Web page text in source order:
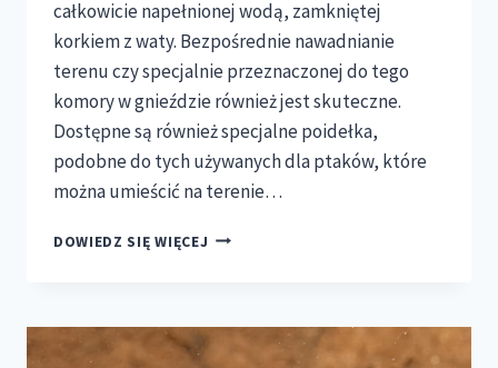
całkowicie napełnionej wodą, zamkniętej
korkiem z waty. Bezpośrednie nawadnianie
terenu czy specjalnie przeznaczonej do tego
komory w gnieździe również jest skuteczne.
Dostępne są również specjalne poidełka,
podobne do tych używanych dla ptaków, które
można umieścić na terenie…
DOWIEDZ SIĘ WIĘCEJ JAK
WILGOTNOŚCI